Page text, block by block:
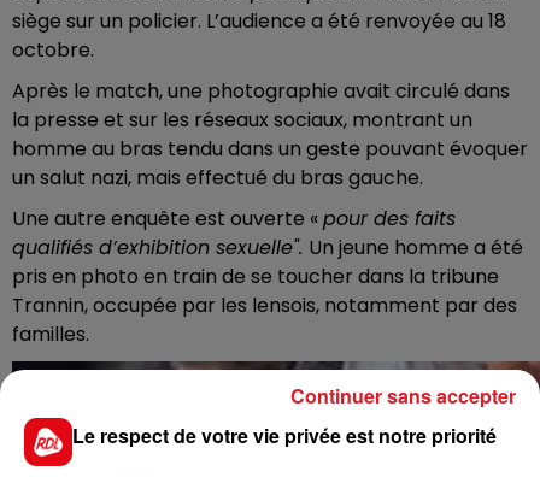
siège sur un policier. L’audience a été renvoyée au 18
octobre.
Après le match, une photographie avait circulé dans
la presse et sur les réseaux sociaux, montrant un
homme au bras tendu dans un geste pouvant évoquer
un salut nazi, mais effectué du bras gauche.
Une autre enquête est ouverte «pour des faits
qualifiés d’exhibition sexuelle". Un jeune homme a été
pris en photo en train de se toucher dans la tribune
Trannin, occupée par les lensois, notamment par des
familles.
Le respect de votre vie privée est notre priorité
Continuer sans accepter